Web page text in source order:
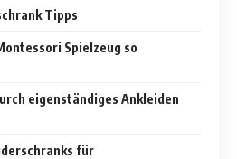
Tipps
Spielzeug so
eigenständiges Ankleiden
für